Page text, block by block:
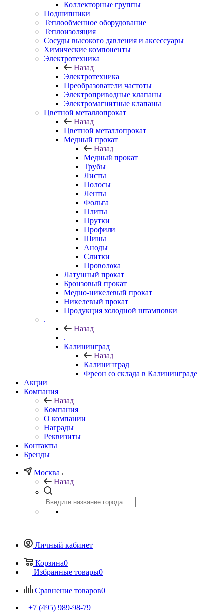
Коллекторные группы
Подшипники
Теплообменное оборудование
Теплоизоляция
Сосуды высокого давления и аксессуары
Химические компоненты
Электротехника
Назад
Электротехника
Преобразователи частоты
Электроприводные клапаны
Электромагнитные клапаны
Цветной металлопрокат
Назад
Цветной металлопрокат
Медный прокат
Назад
Медный прокат
Трубы
Листы
Полосы
Ленты
Фольга
Плиты
Прутки
Профили
Шины
Аноды
Слитки
Проволока
Латунный прокат
Бронзовый прокат
Медно-никелевый прокат
Никелевый прокат
Продукция холодной штамповки
.
Назад
.
Калининград
Назад
Калининград
Фреон со склада в Калининграде
Акции
Компания
Назад
Компания
О компании
Награды
Реквизиты
Контакты
Бренды
Москва
Назад
Личный кабинет
Корзина0
Избранные товары0
Сравнение товаров0
+7 (495) 989-98-79